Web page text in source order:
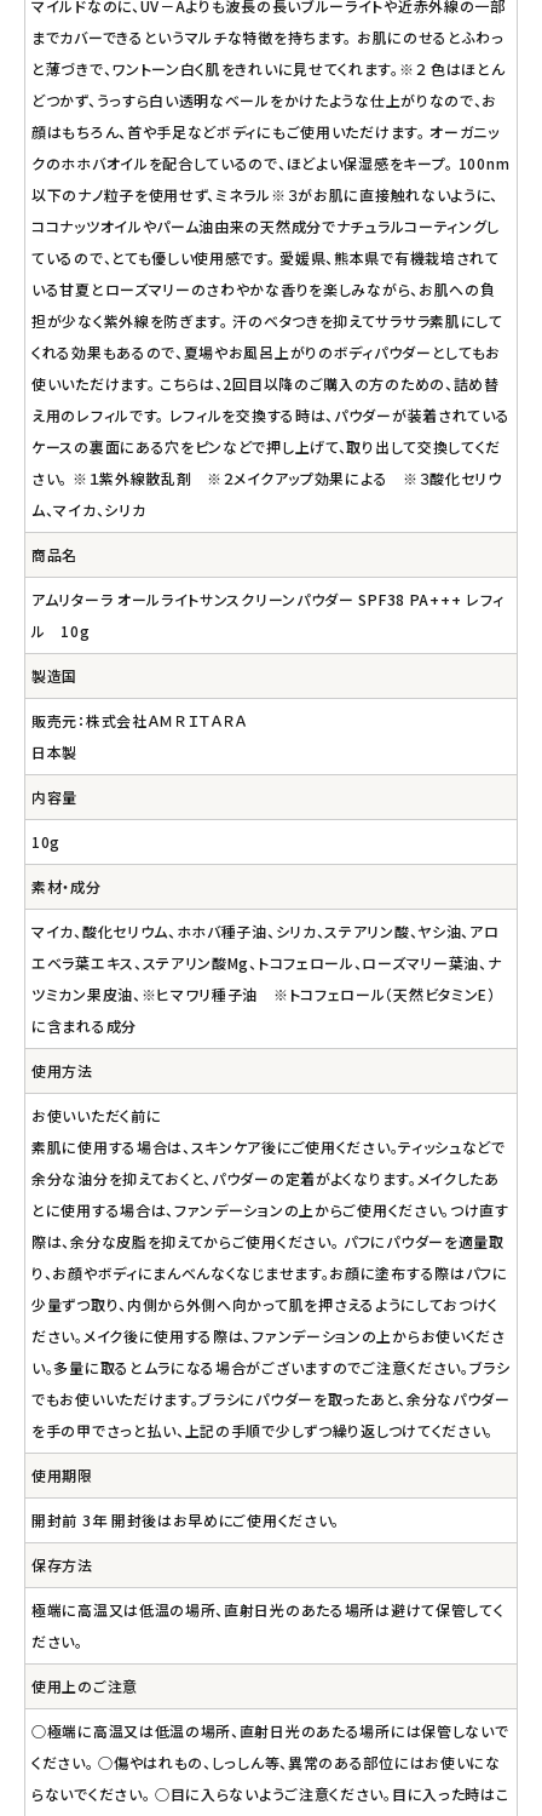
アカウント情報
ようこそ ゲスト 様
meeting_room ログイン person 会員登録
マイルドなのに、UV－Aよりも波長の長いブルーライトや近赤外線の一部
までカバーできるというマルチな特徴を持ちます。 お肌にのせるとふわっ
と薄づきで、ワントーン白く肌をきれいに見せてくれます。※２ 色はほとん
どつかず、うっすら白い透明なベールをかけたような仕上がりなので、お
顔はもちろん、首や手足などボディにもご使用いただけます。 オーガニッ
クのホホバオイルを配合しているので、ほどよい保湿感をキープ。 100nm
以下のナノ粒子を使用せず、ミネラル※３がお肌に直接触れないように、
ココナッツオイルやパーム油由来の天然成分でナチュラルコーティングし
ているので、とても優しい使用感です。 愛媛県、熊本県で有機栽培されて
いる甘夏とローズマリーのさわやかな香りを楽しみながら、お肌への負
担が少なく紫外線を防ぎます。 汗のベタつきを抑えてサラサラ素肌にして
くれる効果もあるので、夏場やお風呂上がりのボディパウダーとしてもお
使いいただけます。 こちらは、2回目以降のご購入の方のための、詰め替
え用のレフィルです。 レフィルを交換する時は、パウダーが装着されている
ケースの裏面にある穴をピンなどで押し上げて、取り出して交換してくだ
さい。 ※１紫外線散乱剤 ※２メイクアップ効果による ※３酸化セリウ
ム、マイカ、シリカ
商品名
アムリターラ オールライトサンスクリーンパウダー SPF38 PA+++ レフィ
ル 10g
製造国
販売元：株式会社ＡＭＲＩＴＡＲＡ
日本製
内容量
10g
素材・成分
マイカ、酸化セリウム、ホホバ種子油、シリカ、ステアリン酸、ヤシ油、アロ
エベラ葉エキス、ステアリン酸Mg、トコフェロール、ローズマリー葉油、ナ
ツミカン果皮油、※ヒマワリ種子油 ※トコフェロール（天然ビタミンE）
に含まれる成分
使用方法
お使いいただく前に
素肌に使用する場合は、スキンケア後にご使用ください。ティッシュなどで
余分な油分を抑えておくと、パウダーの定着がよくなります。メイクしたあ
とに使用する場合は、ファンデーションの上からご使用ください。つけ直す
際は、余分な皮脂を抑えてからご使用ください。 パフにパウダーを適量取
り、お顔やボディにまんべんなくなじませます。お顔に塗布する際はパフに
少量ずつ取り、内側から外側へ向かって肌を押さえるようにしておつけく
ださい。メイク後に使用する際は、ファンデーションの上からお使いくださ
い。多量に取るとムラになる場合がございますのでご注意ください。ブラシ
でもお使いいただけます。ブラシにパウダーを取ったあと、余分なパウダー
を手の甲でさっと払い、上記の手順で少しずつ繰り返しつけてください。
使用期限
開封前 3年 開封後はお早めにご使用ください。
保存方法
極端に高温又は低温の場所、直射日光のあたる場所は避けて保管してく
ださい。
使用上のご注意
○極端に高温又は低温の場所、直射日光のあたる場所には保管しないで
ください。 ○傷やはれもの、しっしん等、異常のある部位にはお使いにな
らないでください。 ○目に入らないようご注意ください。目に入った時はこ